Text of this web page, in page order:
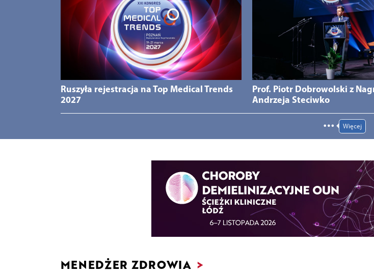
Ruszyła rejestracja na Top Medical Trends
2027
Prof. Piotr Dobrowolski z
Andrzeja Steciwko
Więcej
MENEDŻER ZDROWIA >